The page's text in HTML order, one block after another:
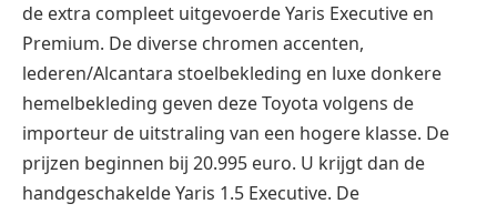
de extra compleet uitgevoerde Yaris Executive en
Premium. De diverse chromen accenten,
lederen/Alcantara stoelbekleding en luxe donkere
hemelbekleding geven deze Toyota volgens de
importeur de uitstraling van een hogere klasse. De
prijzen beginnen bij 20.995 euro. U krijgt dan de
handgeschakelde Yaris 1.5 Executive. De